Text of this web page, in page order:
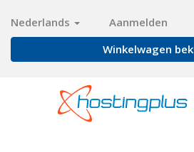
Nederlands Aanmelden
Winkelwagen